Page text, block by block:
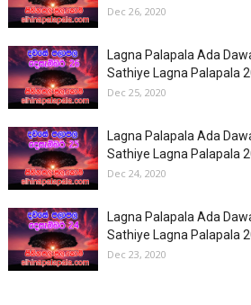
Dec 26, 2020
Lagna Palapala Ada
Sathiye Lagna Palapala
Dec 25, 2020
Lagna Palapala Ada
Sathiye Lagna Palapala
Dec 24, 2020
Lagna Palapala Ada
Sathiye Lagna Palapala
Dec 23, 2020